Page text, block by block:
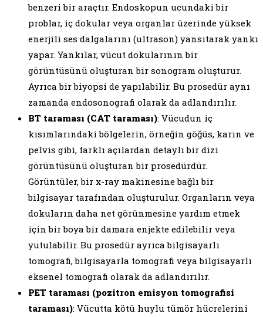
benzeri bir araçtır. Endoskopun ucundaki bir
problar, iç dokular veya organlar üzerinde yüksek
enerjili ses dalgalarını (ultrason) yansıtarak yankı
yapar. Yankılar, vücut dokularının bir
görüntüsünü oluşturan bir sonogram oluşturur.
Ayrıca bir biyopsi de yapılabilir. Bu prosedür aynı
zamanda endosonografi olarak da adlandırılır.
BT taraması (CAT taraması): Vücudun iç
kısımlarındaki bölgelerin, örneğin göğüs, karın ve
pelvis gibi, farklı açılardan detaylı bir dizi
görüntüsünü oluşturan bir prosedürdür.
Görüntüler, bir x-ray makinesine bağlı bir
bilgisayar tarafından oluşturulur. Organların veya
dokuların daha net görünmesine yardım etmek
için bir boya bir damara enjekte edilebilir veya
yutulabilir. Bu prosedür ayrıca bilgisayarlı
tomografi, bilgisayarla tomografi veya bilgisayarlı
eksenel tomografi olarak da adlandırılır.
PET taraması (pozitron emisyon tomografisi
taraması): Vücutta kötü huylu tümör hücrelerini